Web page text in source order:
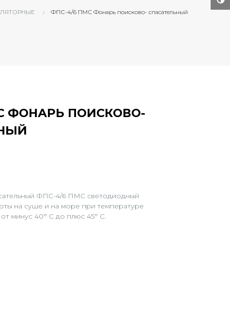
ФПС-4/6 ПМС Фонарь поисково- спасательный
ФОНАРЬ ПОИСКОВО-
ФПС-4/6 ПМС светодиодный
на суше и на море при температуре
минус 40° С до плюс 45° С.